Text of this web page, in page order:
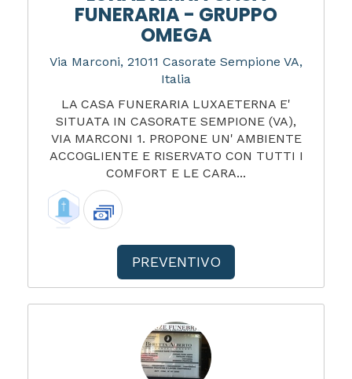
FUNERARIA - GRUPPO
OMEGA
Via Marconi, 21011 Casorate Sempione VA,
Italia
LA CASA FUNERARIA LUXAETERNA E'
SITUATA IN CASORATE SEMPIONE (VA),
VIA MARCONI 1. PROPONE UN' AMBIENTE
ACCOGLIENTE E RISERVATO CON TUTTI I
COMFORT E LE CARA...
PREVENTIVO